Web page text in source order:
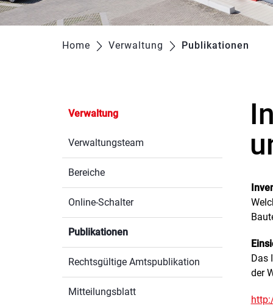
Home Verwaltung Publikationen
Verwaltung
Verwaltungsteam
Bereiche
Online-Schalter
Publikationen
Rechtsgültige Amtspublikation
Mitteilungsblatt
Das
der